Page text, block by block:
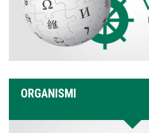
ORGANISMI